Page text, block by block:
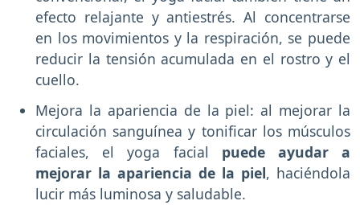
efecto relajante y antiestrés. Al concentrarse
en los movimientos y la respiración, se puede
reducir la tensión acumulada en el rostro y el
cuello.
Mejora la apariencia de la piel: al mejorar la
circulación sanguínea y tonificar los músculos
faciales, el yoga facial puede ayudar a
mejorar la apariencia de la piel, haciéndola
lucir más luminosa y saludable.